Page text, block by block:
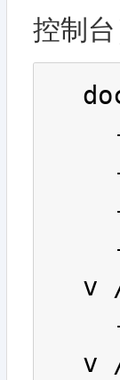
控制
-
-
v
v